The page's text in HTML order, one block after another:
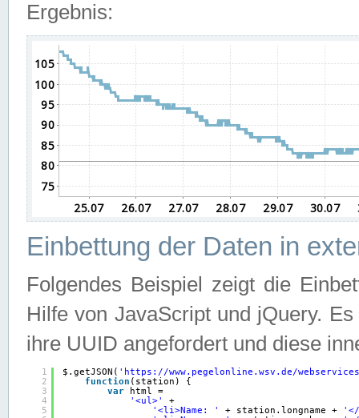
Ergebnis:
Einbettung der Daten in
Folgendes Beispiel zeigt die
Hilfe von JavaScript und jQuery.
ihre UUID angefordert und diese
1
2
3
4
5
$.getJSON( ' https://www.pegelonline.wsv.de/
function (station) {
var
html =
'<ul>'
+
'<li>Name: '
+ station.longname +